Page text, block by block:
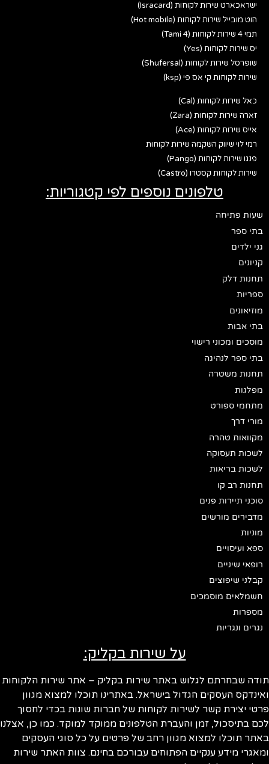
ישראכארט שירות לקוחות (Isracard)
הוט מובייל שירות לקוחות (Hot mobile)
תמי 4 שירות לקוחות (Tami 4)
יס שירות לקוחות (Yes)
שופרסל שירות לקוחות (Shufersal)
שירות לקוחות קי אס פי (ksp)
כאל שירות לקוחות (Cal)
זארה שירות לקוחות (Zara)
אייס שירות לקוחות (Ace)
רמי לוי שיווק השקמה שירות לקוחות
פנגו שירות לקוחות (Pango)
שירות לקוחות קסטרו (Castro)
טלפונים נוספים לפי קטגוריות:
שעות פתיחה
בתי ספר
גני ילדים
קניונים
תחנות דלק
ספריות
מוזיאונים
בתי אבות
מוסכים ומכוני רישוי
בתי ספר לנהיגה
תחנות משטרה
מפלגות
מתחמי ספורט
מורי דרך
מקוואות טהרה
לשכות תעסוקה
לשכות בריאות
תחנות רב קו
סוכני תיירות פנים
מדבירים מורשים
מוניות
ספא ועיסויים
רופאי שיניים
קבלני שיפוצים
חשמלאים מוסמכים
מספרות
נגרים ונגריות
על שירות בקליק:
תודה שבחרתם לגלוש באתר שירות בקליק – אתר שירות הלקוחות
ואינדקס העסקים הגדול בישראל. באתרינו תוכלו למצוא מגוון
פרטי יצירת קשר לשירות לקוחות של חברות שונות בכדי לחסוך
לכם בתיסכול, זמן והעברת הטלפונים ממוקד למוקד. כמו כן, אצלנו
באתר תוכלו למצוא מגוון רחב של פרטים על כל סוגי העסקים
ומאגרי מידע ענקיים הפתוחים עבורכם בחינם. צוות האתר שירות